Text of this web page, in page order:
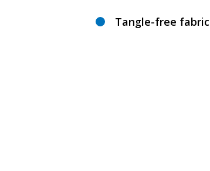
Tangle-free